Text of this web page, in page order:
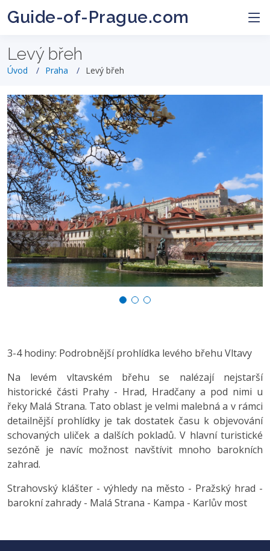
Guide-of-Prague.com
Levý břeh
Úvod Praha Levý břeh
3-4 hodiny: Podrobnější prohlídka levého břehu Vltavy
Na levém vltavském břehu se nalézají nejstarší
historické části Prahy - Hrad, Hradčany a pod nimi u
řeky Malá Strana. Tato oblast je velmi malebná a v rámci
detailnější prohlídky je tak dostatek času k objevování
schovaných uliček a dalších pokladů. V hlavní turistické
sezóně je navíc možnost navštívit mnoho barokních
zahrad.
Strahovský klášter - výhledy na město - Pražský hrad -
barokní zahrady - Malá Strana - Kampa - Karlův most